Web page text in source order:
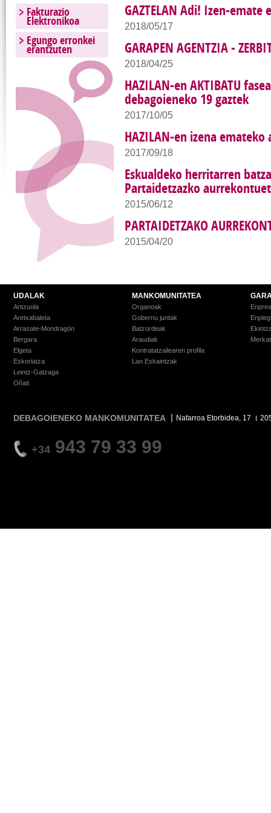
GAZTELAN Adi! Izen-emate
2018/05/17
GARAPEN AGENTZIA -
2018/04/25
HAZILAN-en AKTIBATU
debagoieneko 19 gaztek
2017/10/05
HAZILAN-en izena emateko
2017/09/18
Eskualdeko herritarren
Partaidetzazko
2015/06/12
PARTAIDETZAKO
2015/04/20
Fakturazio
Elektronikoa
Egungo erronkei
erantzuten
UDALAK
Antzuola
Aretxabaleta
Arrasate-Mondragón
Bergara
Elgeta
Eskoriatza
Leintz-Gatzaga
Oñati
MANKOMUNITATEA
Organoak
Gobernu juntak
Batzordeak
Araudiak
Kontratatzailearen profila
Lan Eskaintzak
DEBAGOIENEKO MANKOMUNITATEA Nafarroa Etorbidea, 17
+34 943 79 33 99